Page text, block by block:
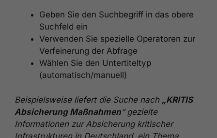
Geben Sie den Suchbegriff in das obere
Suchfeld ein
Verwenden Sie spezielle Operatoren zur
Verfeinerung der Abfrage
Wählen Sie den Untertiteltyp
(automatisch/manuell)
Beispielsweise liefert die Suche nach „KRITIS
Absicherung Maßnahmen“ gezielte
Informationen zur Absicherung kritischer
Infrastrukturen in Deutschland, ein Thema